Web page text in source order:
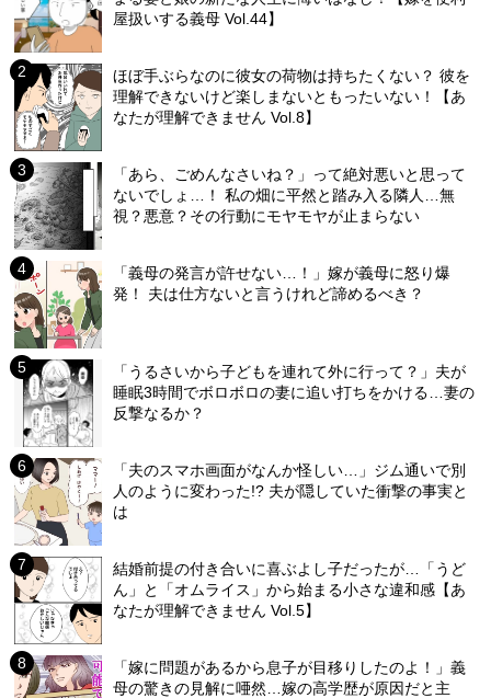
屋扱いする義母 Vol.44】
ほぼ手ぶらなのに彼女の荷物は持ちたくない？ 彼を
理解できないけど楽しまないともったいない！【あ
なたが理解できません Vol.8】
「あら、ごめんなさいね？」って絶対悪いと思って
ないでしょ…！ 私の畑に平然と踏み入る隣人…無
視？悪意？その行動にモヤモヤが止まらない
「義母の発言が許せない…！」嫁が義母に怒り爆
発！ 夫は仕方ないと言うけれど諦めるべき？
「うるさいから子どもを連れて外に行って？」夫が
睡眠3時間でボロボロの妻に追い打ちをかける…妻の
反撃なるか？
「夫のスマホ画面がなんか怪しい…」ジム通いで別
人のように変わった!? 夫が隠していた衝撃の事実と
は
結婚前提の付き合いに喜ぶよし子だったが…「うど
ん」と「オムライス」から始まる小さな違和感【あ
なたが理解できません Vol.5】
「嫁に問題があるから息子が目移りしたのよ！」義
母の驚きの見解に唖然…嫁の高学歴が原因だと主